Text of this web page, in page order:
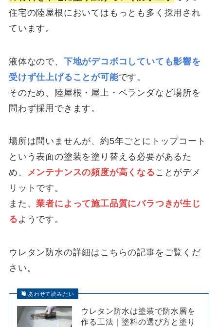
住宅の陸屋根においてはもっとも多く採用され
ています。
液体なので、 下地がデコボコしていても影響を
受けず仕上げることが可能です。
そのため、陸屋根・屋上・ベランダなど場所を
問わず採用できます。
場所は問いませんが、約5年ごとにトップコート
という表面の塗装を塗り替える必要があるた
め、 メンテナンスの頻度が高くなる ことがデメ
リットです。
また、業者によって施工品質にバラつきが生じ
る ようです。
ウレタン防水の詳細はこちらの記事をご覧くだ
さい。
あわせて読みたい
ウレタン防水は塗装で防水層を
作る工法｜塗料の選び方と塗り